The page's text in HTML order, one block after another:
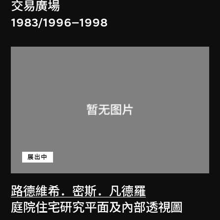
交易廣場
1983/1996–1998
路德維希．密斯．凡德羅
展出中
庭院住宅研究平面及內部透視圖